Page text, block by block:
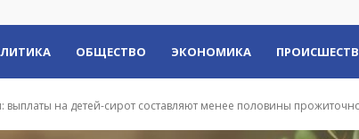
ОБЩЕСТВО ЭКОНОМИКА
на детей-сирот составляют менее половины